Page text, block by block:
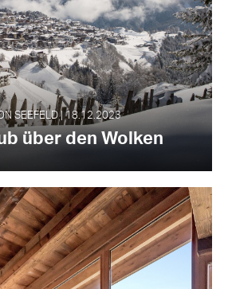
SEEFELD | 18.12.2023
über den Wolken